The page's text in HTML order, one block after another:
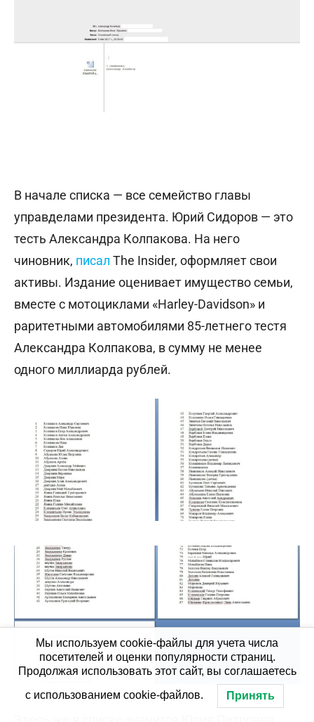
В начале списка — все семейство главы
управделами президента. Юрий Сидоров — это
тесть Александра Колпакова. На него
чиновник, писал The Insider, оформляет свои
активы. Издание оценивает имущество семьи,
вместе с мотоциклами «Harley-Davidson» и
раритетными автомобилями 85-летнего тестя
Александра Колпакова, в сумму не менее
одного миллиарда рублей.
Мы используем cookie-файлы для учета числа
посетителей и оценки популярности страниц.
Продолжая использовать этот сайт, вы соглашаетесь
с использованием cookie-файлов. Принять